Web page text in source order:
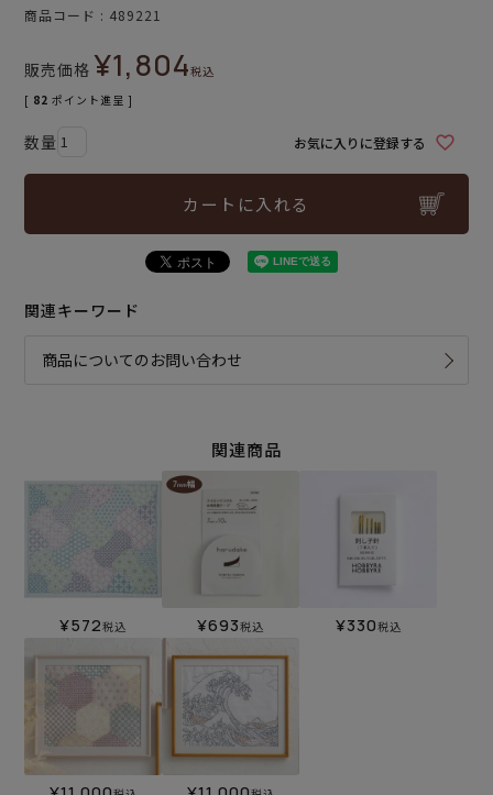
商品コード 489221
販売価格 ¥1,804税込
[ 82 ポイント進呈 ]
お気に入りに登録する
カートに入れる
関連キーワード
商品についてのお問い合わせ
関連商品
¥572税込 ¥693税込 ¥330税込